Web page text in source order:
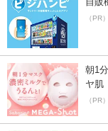
（PR
朝1
ヤ肌
（PR